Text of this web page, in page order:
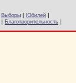
Выборы | Юбилей |
| Благотворительность |